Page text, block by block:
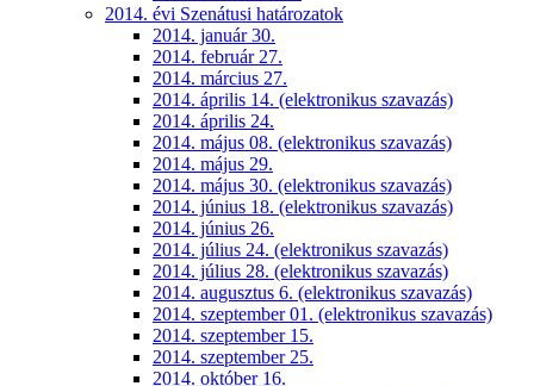
2014. évi Szenátusi határozatok
2014. január 30.
2014. február 27.
2014. március 27.
2014. április 14. (elektronikus szavazás)
2014. április 24.
2014. május 08. (elektronikus szavazás)
2014. május 29.
2014. május 30. (elektronikus szavazás)
2014. június 18. (elektronikus szavazás)
2014. június 26.
2014. július 24. (elektronikus szavazás)
2014. július 28. (elektronikus szavazás)
2014. augusztus 6. (elektronikus szavazás)
2014. szeptember 01. (elektronikus szavazás)
2014. szeptember 15.
2014. szeptember 25.
2014. október 16.